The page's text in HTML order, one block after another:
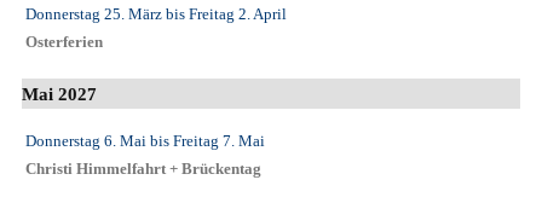
Donnerstag 25. März bis Freitag 2. April
Osterferien
Mai 2027
Donnerstag 6. Mai bis Freitag 7. Mai
Christi Himmelfahrt + Brückentag